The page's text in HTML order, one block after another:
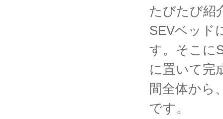
たびたび紹
SEVベッド
す。そこに
に置いて完
間全体から
です。